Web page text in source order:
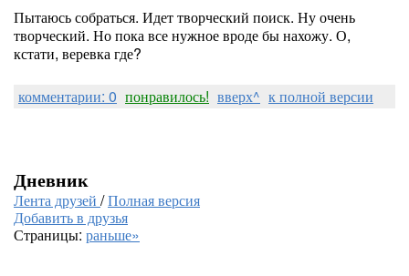
Пытаюсь собраться. Идет творческий поиск. Ну очень
творческий. Но пока все нужное вроде бы нахожу. О,
кстати, веревка где?
комментарии: 0 понравилось! вверх^ к полной версии
Дневник
Лента друзей /Полная версия
Добавить в друзья
Страницы: раньше»